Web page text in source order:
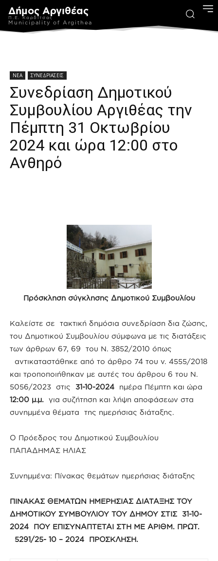
Δήμος Αργιθέας
Π.Ε. Καρδίτσας
Municipality of Argithea
ΝΕΑ ΣΥΝΕΔΡΙΑΣΕΙΣ
Συνεδρίαση Δημοτικού
Συμβουλίου Αργιθέας την
Πέμπτη 31 Οκτωβρίου
2024 και ώρα 12:00 στο
Ανθηρό
Πρόσκληση σύγκλησης Δημοτικού Συμβουλίου
Καλείστε σε τακτική δημόσια συνεδρίαση δια ζώσης,
του Δημοτικού Συμβουλίου σύμφωνα με τις διατάξεις
των άρθρων 67, 69 του Ν. 3852/2010 όπως
αντικαταστάθηκε από το άρθρο 74 του ν. 4555/2018
και τροποποιήθηκαν με αυτές του άρθρου 6 του Ν.
5056/2023 στις 31-10-2024 ημέρα Πέμπτη και ώρα
12:00 μ.μ. για συζήτηση και λήψη αποφάσεων στα
συνημμένα θέματα της ημερήσιας διάταξης.
Ο Πρόεδρος του Δημοτικού Συμβουλίου
ΠΑΠΑΔΗΜΑΣ ΗΛΙΑΣ
Συνημμένα: Πίνακας θεμάτων ημερήσιας διάταξης
ΠΙΝΑΚΑΣ ΘΕΜΑΤΩΝ ΗΜΕΡΗΣΙΑΣ ΔΙΑΤΑΞΗΣ ΤΟΥ
ΔΗΜΟΤΙΚΟΥ ΣΥΜΒΟΥΛΙΟΥ ΤΟΥ ΔΗΜΟΥ ΣΤΙΣ 31-10-
2024 ΠΟΥ ΕΠΙΣΥΝΑΠΤΕΤΑΙ ΣΤΗ ΜΕ ΑΡΙΘΜ. ΠΡΩΤ.
5291/25- 10 – 2024 ΠΡΟΣΚΛΗΣΗ.